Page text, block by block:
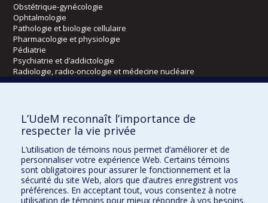
Obstétrique-gynécologie
Ophtalmologie
Pathologie et biologie cellulaire
Pharmacologie et physiologie
Pédiatrie
Psychiatrie et d’addictologie
Radiologie, radio-oncologie et médecine nucléaire
Écoles
Kinésiologie et des sciences de l’activité physique
Orthophonie et audiologie
Réadaptation
Directions
DPC
L’UdeM reconnaît l’importance de
respecter la vie privée
L’utilisation de témoins nous permet d’améliorer et de
personnaliser votre expérience Web. Certains témoins
sont obligatoires pour assurer le fonctionnement et la
sécurité du site Web, alors que d’autres enregistrent vos
préférences. En acceptant tout, vous consentez à notre
utilisation de témoins pour mieux répondre à vos besoins.